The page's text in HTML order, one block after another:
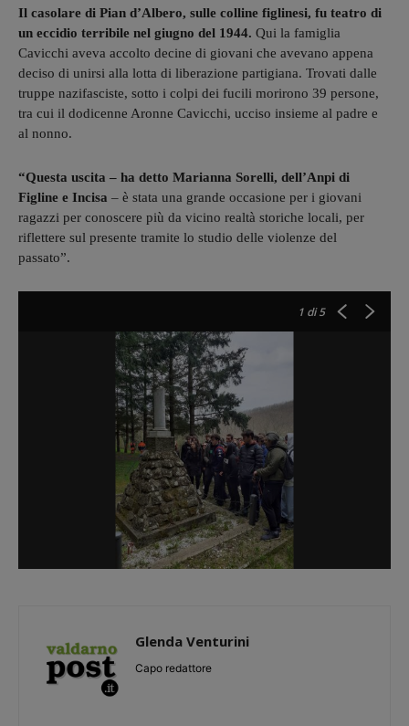
Il casolare di Pian d’Albero, sulle colline figlinesi, fu teatro di
un eccidio terribile nel giugno del 1944. Qui la famiglia
Cavicchi aveva accolto decine di giovani che avevano appena
deciso di unirsi alla lotta di liberazione partigiana. Trovati dalle
truppe nazifasciste, sotto i colpi dei fucili morirono 39 persone,
tra cui il dodicenne Aronne Cavicchi, ucciso insieme al padre e
al nonno.
“Questa uscita – ha detto Marianna Sorelli, dell’Anpi di
Figline e Incisa – è stata una grande occasione per i giovani
ragazzi per conoscere più da vicino realtà storiche locali, per
riflettere sul presente tramite lo studio delle violenze del
passato”.
1 di 5
Glenda Venturini
Capo redattore